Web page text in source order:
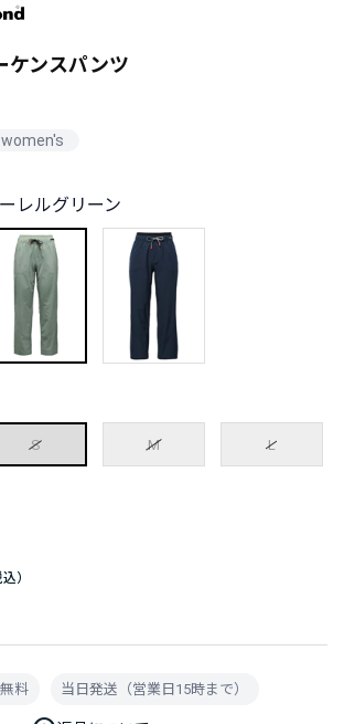
ケンスパンツ
women's
レルグリーン
S M L
料 当日発送（営業日15時まで）